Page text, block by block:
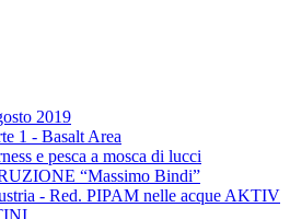
2019
1 - Basalt Area
e pesca a mosca di lucci
“Massimo Bindi”
- Red. PIPAM nelle acque AKTIV